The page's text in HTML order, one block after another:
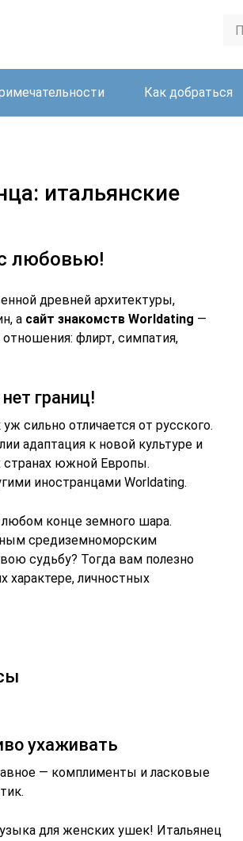
Как добраться
итальянские
любовью!
древней архитектуры,
а сайт знакомств Worldating —
флирт, симпатия,
границ!
сильно отличается от русского.
адаптация к новой культуре и
странах южной Европы.
иностранцами Worldating.
конце земного шара.
средиземноморским
судьбу? Тогда вам полезно
характере, личностных
ухаживать
— комплименты и ласковые
для женских ушек! Итальянец